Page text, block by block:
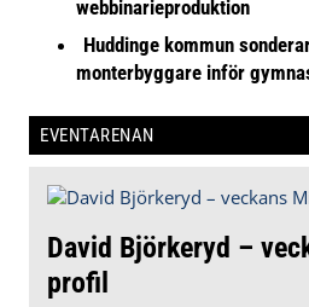
webbinarieproduktion
Huddinge kommun
monterbyggare inför
EVENTARENAN
David Björkeryd –
profil